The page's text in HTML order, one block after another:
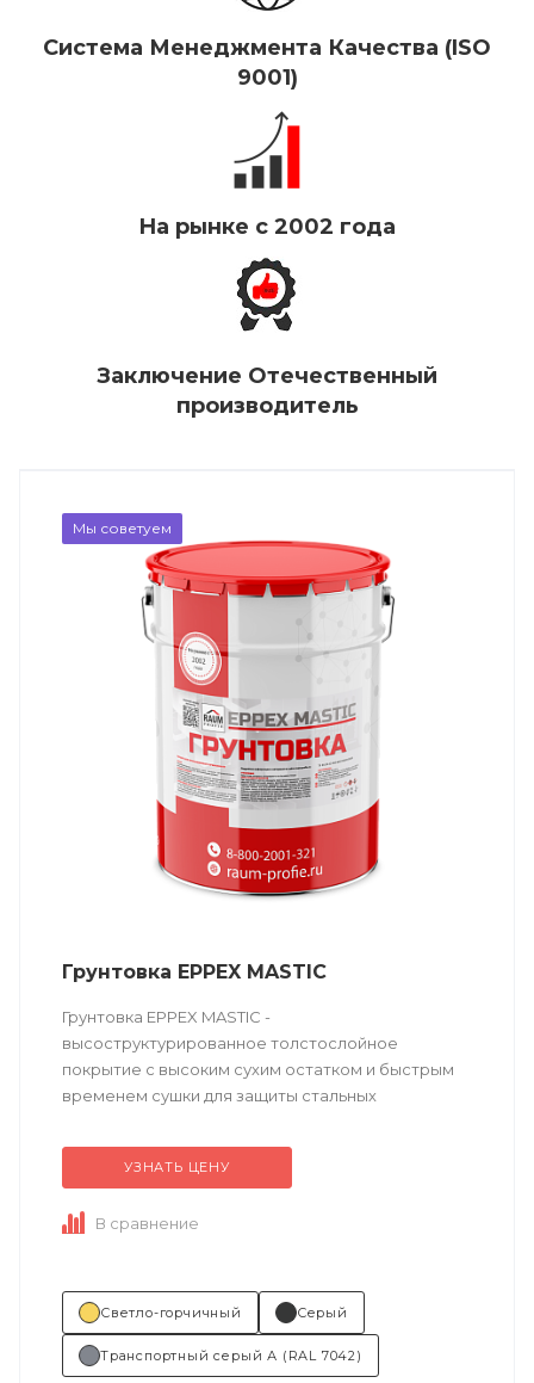
Система Менеджмента Качества (ISO
9001)
На рынке с 2002 года
Заключение Отечественный
производитель
Мы советуем
Грунтовка EPPEX MASTIC
Грунтовка EPPEX MASTIC -
высоструктурированное толстослойное
покрытие с высоким сухим остатком и быстрым
временем сушки для защиты стальных
Техническое описание
Состав (тип связующего):...
УЗНАТЬ ЦЕНУ
В сравнение
Светло-горчичный Серый
Транспортный серый А (RAL 7042)